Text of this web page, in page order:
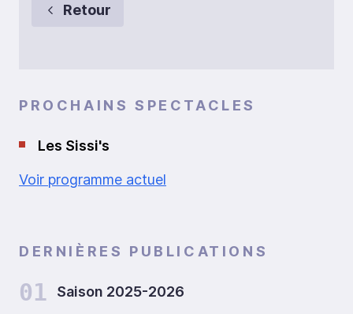
Retour
PROCHAINS SPECTACLES
Les Sissi's
Voir programme actuel
DERNIÈRES PUBLICATIONS
01 Saison 2025-2026